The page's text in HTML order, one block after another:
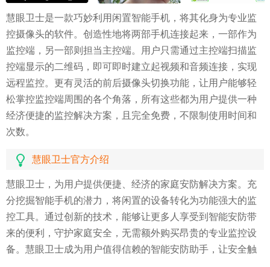
慧眼卫士是一款巧妙利用闲置智能手机，将其化身为专业监
控摄像头的软件。创造性地将两部手机连接起来，一部作为
监控端，另一部则担当主控端。用户只需通过主控端扫描监
控端显示的二维码，即可即时建立起视频和音频连接，实现
远程监控。更有灵活的前后摄像头切换功能，让用户能够轻
松掌控监控端周围的各个角落，所有这些都为用户提供一种
经济便捷的监控解决方案，且完全免费，不限制使用时间和
次数。
慧眼卫士官方介绍
慧眼卫士，为用户提供便捷、经济的家庭安防解决方案。充
分挖掘智能手机的潜力，将闲置的设备转化为功能强大的监
控工具。通过创新的技术，能够让更多人享受到智能安防带
来的便利，守护家庭安全，无需额外购买昂贵的专业监控设
备。慧眼卫士成为用户值得信赖的智能安防助手，让安全触